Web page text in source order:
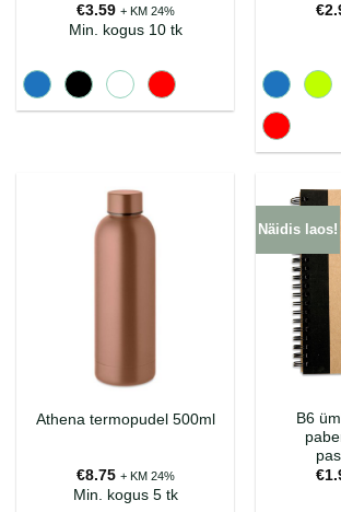
€3.59 + KM 24%
Min. kogus 10 tk
€
Athena termopudel 500ml
€8.75 + KM 24%
Min. kogus 5 tk
Näidis laos!
B6
€